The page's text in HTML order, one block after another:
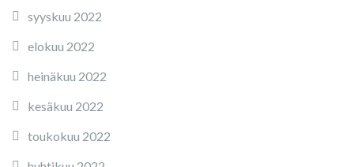
syyskuu 2022
elokuu 2022
heinäkuu 2022
kesäkuu 2022
toukokuu 2022